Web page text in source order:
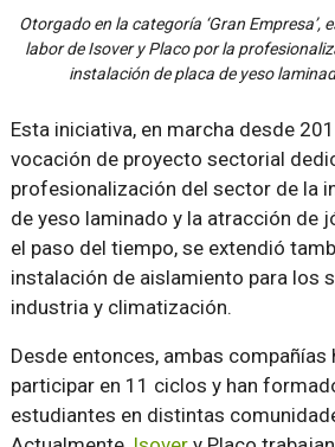
Otorgado en la categoría ‘Gran Empresa’,
labor de Isover y Placo por la
instalación de placa de yeso
Esta iniciativa, en marcha desde
vocación de proyecto sectorial
profesionalización del sector de la
de yeso laminado y la atracción de
el paso del tiempo, se extendió
instalación de aislamiento para los
industria y climatización.
Desde entonces, ambas compañías
participar en 11 ciclos y han
estudiantes en distintas